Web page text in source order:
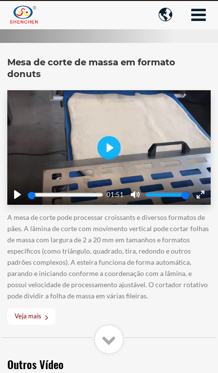

Mesa de corte de massa em formato
donuts
Play
01:51
Mute
Enter
Play
A mesa de corte pode processar croissants e diversos formatos de
pães. A lâmina de corte com movimento vertical pode cortar folhas
de massa com largura de 2 a 20 mm em tamanhos e formatos
específicos (como triângulo, quadrado, tira, redondo e outros
padrões complexos). A esteira funciona de forma automática,
parando e iniciando conforme a coordenação com a lâmina, e
possui velocidade de processamento ajustável. O cortador rotativo
pode dividir a folha de massa em várias fileiras.
Veja mais
Outros Vídeo